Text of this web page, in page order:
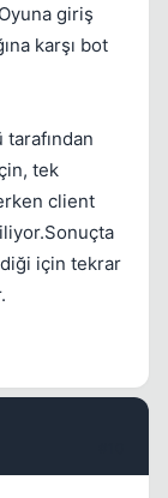
giriş
karşı bot
tek
client
için tekrar